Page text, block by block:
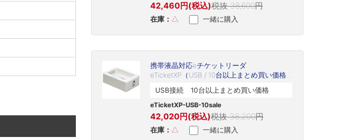
42,460円(税込)税抜 38,600円
在庫： △ 一緒に購入
携帯液晶対応eチケットリーダ
eTicketXP（USB / 10台以上まとめ買い価格 /
eTicketXP-USB-10sale）
USB接続 10台以上まとめ買い価格
eTicketXP-USB-10sale
42,020円(税込)税抜 38,200円
在庫： △ 一緒に購入